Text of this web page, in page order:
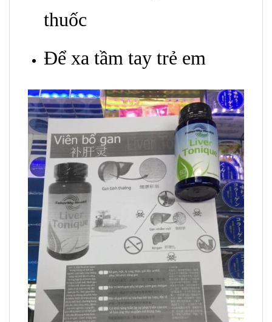
thuốc
Để xa tầm tay trẻ em